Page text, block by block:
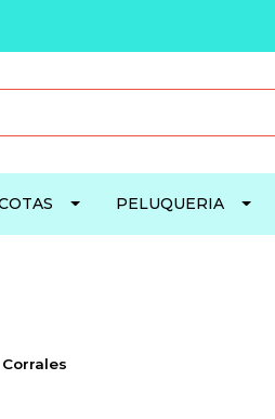
PELUQUERIA
Corrales